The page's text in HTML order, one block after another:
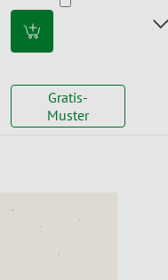
Gratis-
Muster